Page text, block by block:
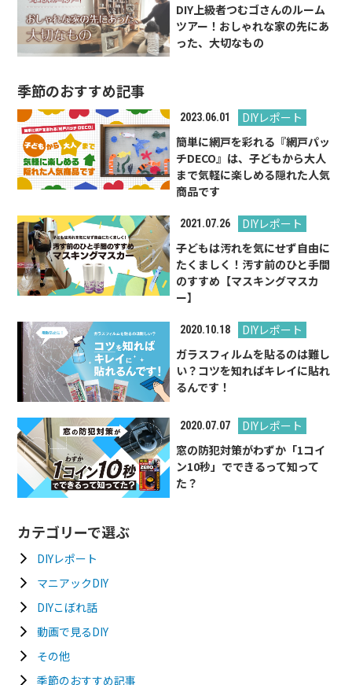
DIY上級者つむゴさんのルーム
ツアー！おしゃれな家の先にあ
った、大切なもの
季節のおすすめ記事
2023.06.01
DIYレポート
簡単に網戸を彩れる『網戸パッ
チDECO』は、子どもから大人
まで気軽に楽しめる隠れた人気
商品です
2021.07.26
DIYレポート
子どもは汚れを気にせず自由に
たくましく！汚す前のひと手間
のすすめ【マスキングマスカ
ー】
2020.10.18
DIYレポート
ガラスフィルムを貼るのは難し
い？コツを知ればキレイに貼れ
るんです！
2020.07.07
DIYレポート
窓の防犯対策がわずか「1コイ
ン10秒」でできるって知って
た？
カテゴリーで選ぶ
DIYレポート
マニアックDIY
DIYこぼれ話
動画で見るDIY
その他
季節のおすすめ記事